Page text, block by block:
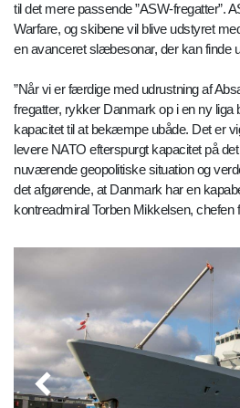
til det mere passende ”ASW-fregatter”.
Warfare, og skibene vil blive udstyret
en avanceret slæbesonar, der kan finde
”Når vi er færdige med udrustning af
fregatter, rykker Danmark op i en ny liga
kapacitet til at bekæmpe ubåde. Det er
levere NATO efterspurgt kapacitet på
nuværende geopolitiske situation og
det afgørende, at Danmark har en
kontreadmiral Torben Mikkelsen,